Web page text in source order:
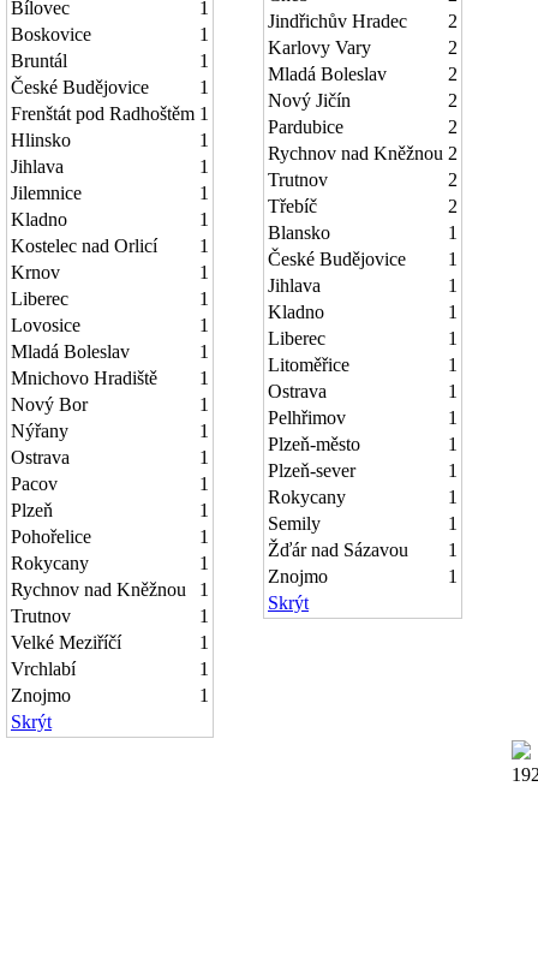
Bílovec
1
Boskovice
1
Bruntál
1
České Budějovice
1
Frenštát pod Radhoštěm 1
Hlinsko
1
Jihlava
1
Jilemnice
1
Kladno
1
Kostelec nad Orlicí
1
Krnov
1
Liberec
1
Lovosice
1
Mladá Boleslav
1
Mnichovo Hradiště
1
Nový Bor
1
Nýřany
1
Ostrava
1
Pacov
1
Plzeň
1
Pohořelice
1
Rokycany
1
Rychnov nad Kněžnou
1
Trutnov
1
Velké Meziříčí
1
Vrchlabí
1
Znojmo
1
Skrýt
Jindřichův Hradec
2
Karlovy Vary
2
Mladá Boleslav
2
Nový Jičín
2
Pardubice
2
Rychnov nad Kněžnou 2
Trutnov
2
Třebíč
2
Blansko
1
České Budějovice
1
Jihlava
1
Kladno
1
Liberec
1
Litoměřice
1
Ostrava
1
Pelhřimov
1
Plzeň-město
1
Plzeň-sever
1
Rokycany
1
Semily
1
Žďár nad Sázavou
1
Znojmo
1
Skrýt